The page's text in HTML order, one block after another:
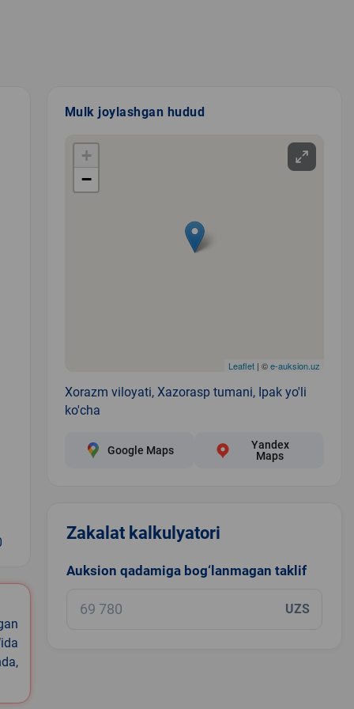
Mulk joylashgan hudud
+
−
Leaflet| ©e-auksion.uz
Xorazm viloyati, Xazorasp tumani, Ipak yo'li
ko'cha
Google Maps
Yandex
Maps
Zakalat kalkulyatori
Auksion qadamiga bog‘lanmagan taklif
UZS